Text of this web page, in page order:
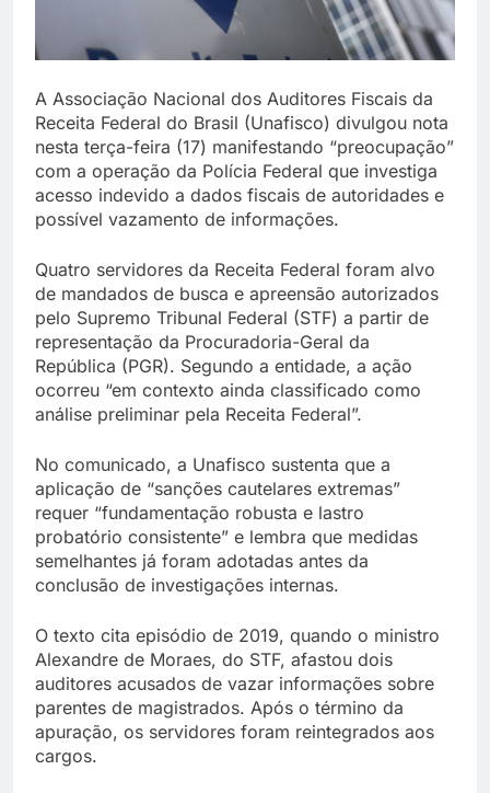
A Associação Nacional dos Auditores Fiscais da
Receita Federal do Brasil (Unafisco) divulgou nota
nesta terça-feira (17) manifestando “preocupação”
com a operação da Polícia Federal que investiga
acesso indevido a dados fiscais de autoridades e
possível vazamento de informações.
Quatro servidores da Receita Federal foram alvo
de mandados de busca e apreensão autorizados
pelo Supremo Tribunal Federal (STF) a partir de
representação da Procuradoria-Geral da
República (PGR). Segundo a entidade, a ação
ocorreu “em contexto ainda classificado como
análise preliminar pela Receita Federal”.
No comunicado, a Unafisco sustenta que a
aplicação de “sanções cautelares extremas”
requer “fundamentação robusta e lastro
probatório consistente” e lembra que medidas
semelhantes já foram adotadas antes da
conclusão de investigações internas.
O texto cita episódio de 2019, quando o ministro
Alexandre de Moraes, do STF, afastou dois
auditores acusados de vazar informações sobre
parentes de magistrados. Após o término da
apuração, os servidores foram reintegrados aos
cargos.